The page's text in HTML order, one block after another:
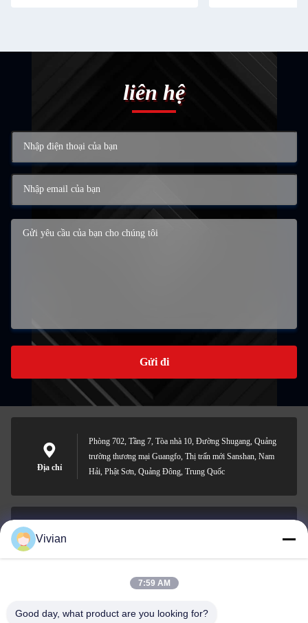
liên hệ
Gửi đi
Địa chỉ
Phòng 702, Tầng 7, Tòa nhà 10, Đường Shugang, Quảng
trường thương mại Guangfo, Thị trấn mới Sanshan, Nam
Hải, Phật Sơn, Quảng Đông, Trung Quốc
0086-158-1879-0524
Vivian
7:59 AM
Good day, what product are you looking for?